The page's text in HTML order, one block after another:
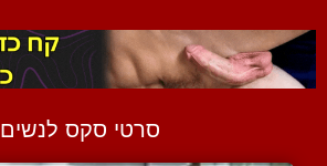
סרטי סקס לנשים